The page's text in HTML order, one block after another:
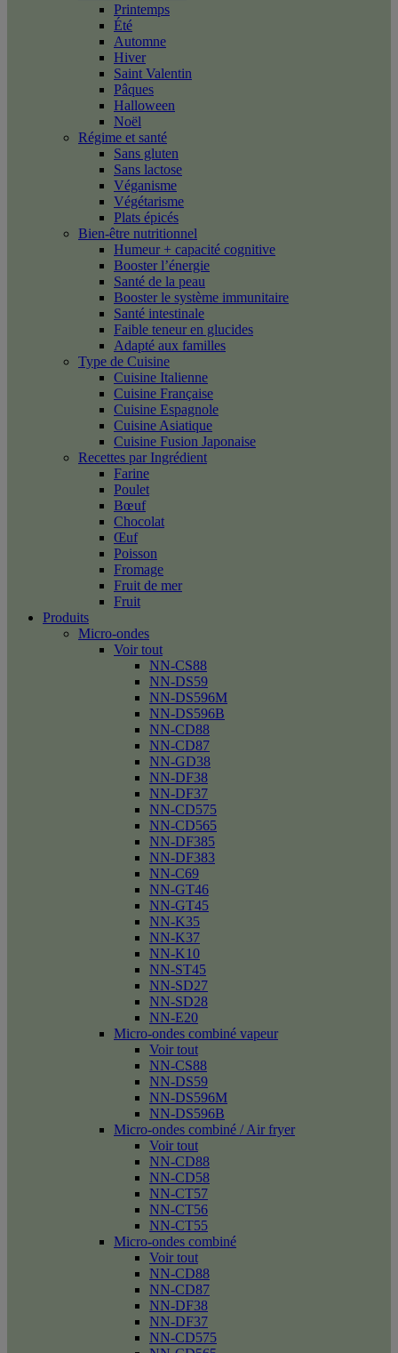
Printemps
Été
Automne
Hiver
Saint Valentin
Pâques
Halloween
Noël
Régime et santé
Sans gluten
Sans lactose
Véganisme
Végétarisme
Plats épicés
Bien-être nutritionnel
Humeur + capacité cognitive
Booster l’énergie
Santé de la peau
Booster le système immunitaire
Santé intestinale
Faible teneur en glucides
Adapté aux familles
Type de Cuisine
Cuisine Italienne
Cuisine Française
Cuisine Espagnole
Cuisine Asiatique
Cuisine Fusion Japonaise
Recettes par Ingrédient
Farine
Poulet
Bœuf
Chocolat
Œuf
Poisson
Fromage
Fruit de mer
Fruit
Produits
Micro-ondes
Voir tout
NN-CS88
NN-DS59
NN-DS596M
NN-DS596B
NN-CD88
NN-CD87
NN-GD38
NN-DF38
NN-DF37
NN-CD575
NN-CD565
NN-DF385
NN-DF383
NN-C69
NN-GT46
NN-GT45
NN-K35
NN-K37
NN-K10
NN-ST45
NN-SD27
NN-SD28
NN-E20
Micro-ondes combiné vapeur
Voir tout
NN-CS88
NN-DS59
NN-DS596M
NN-DS596B
Micro-ondes combiné / Air fryer
Voir tout
NN-CD88
NN-CD58
NN-CT57
NN-CT56
NN-CT55
Micro-ondes combiné
Voir tout
NN-CD88
NN-CD87
NN-DF38
NN-DF37
NN-CD575